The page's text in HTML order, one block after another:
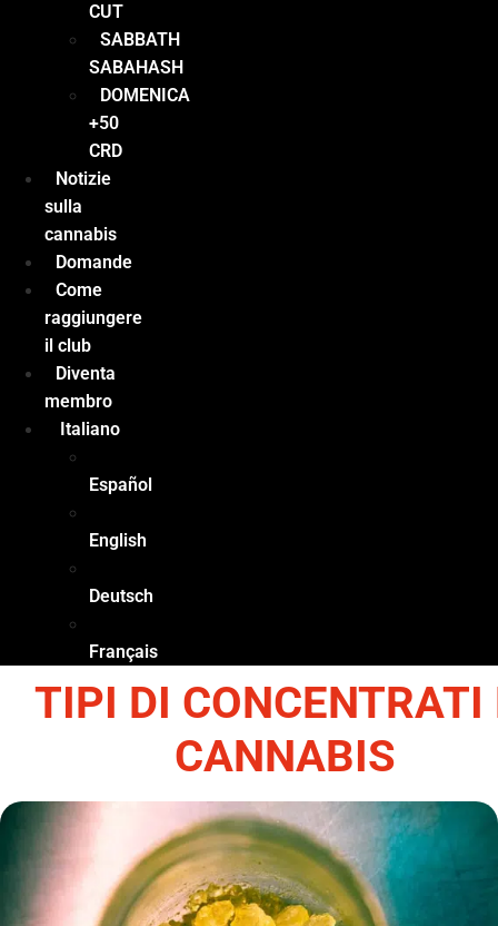
CUT
SABBATH
SABAHASH
DOMENICA
+50
CRD
Notizie
sulla
cannabis
Domande
Come
raggiungere
il club
Diventa
membro
Italiano
Español
English
Deutsch
Français
TIPI DI CONCENTRATI
CANNABIS